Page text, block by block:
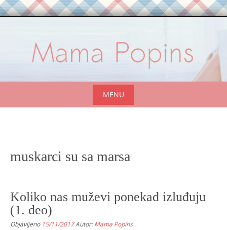
MENU
muskarci su sa marsa
Koliko nas muževi ponekad izluđuju
(1. deo)
Objavljeno 15/11/2017Autor:Mama Popins